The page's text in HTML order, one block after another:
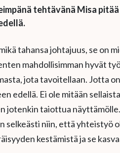
tehtävänä Misa
tahansa johtajuus, se on
mahdollisimman hyvät
jota tavoitellaan. Jotta
edellä. Ei ole mitään
jotenkin taiottua
selkeästi niin, että yhteistyö
kestämistä ja se